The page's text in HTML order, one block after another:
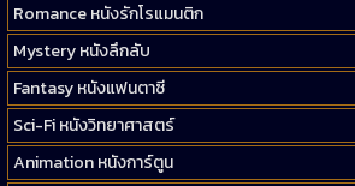
Romance หนังรักโรแมนติก
Mystery หนังลึกลับ
Fantasy หนังแฟนตาซี
Sci-Fi หนังวิทยาศาสตร์
Animation หนังการ์ตูน